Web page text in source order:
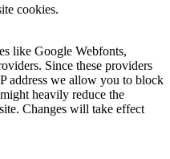
cookies.
like Google Webfonts,
Since these providers
address we allow you to block
heavily reduce the
Changes will take effect